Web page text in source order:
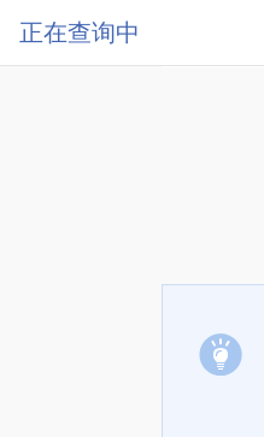
正在查询中